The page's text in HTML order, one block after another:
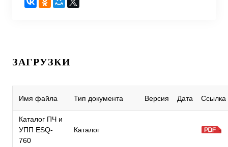
ЗАГРУЗКИ
Имя файла Тип документа Версия Дата Ссылка
Каталог ПЧ и
УПП ESQ-
760
Каталог